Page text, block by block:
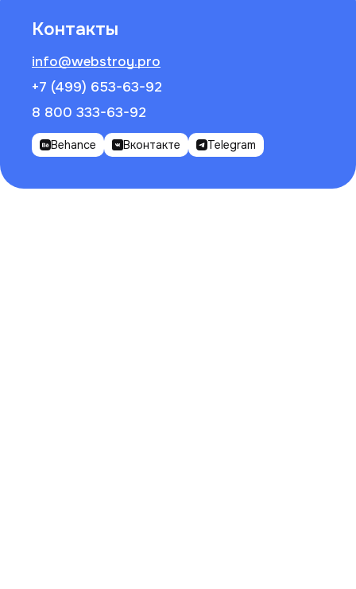
Контакты
info@webstroy.pro
+7 (499) 653-63-92
8 800 333-63-92
Behance Вконтакте Telegram